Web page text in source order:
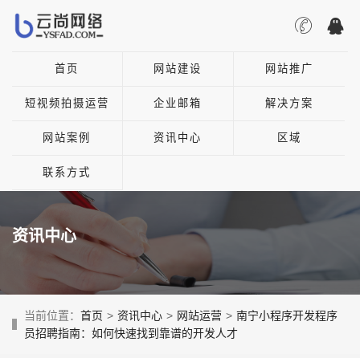
首页 网站建设 网站推广
短视频拍摄运营 企业邮箱 解决方案
网站案例 资讯中心 区域
联系方式
资讯中心
当前位置： 首页 > 资讯中心 > 网站运营 > 南宁小程序开发程序
员招聘指南：如何快速找到靠谱的开发人才